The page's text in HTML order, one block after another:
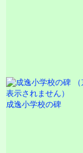
成逸小学校の碑